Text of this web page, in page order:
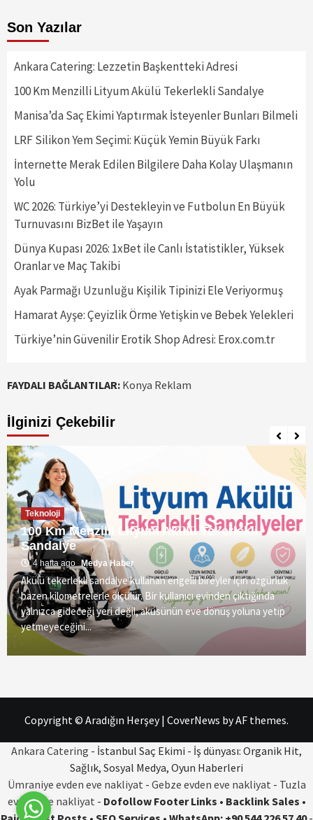
Son Yazılar
Ankara Catering: Lezzetin Başkentteki Adresi
100 Km Menzilli Lityum Akülü Tekerlekli Sandalye
Manisa’da Saç Ekimi Yaptırmak İsteyenler Bunları Bilmeli
LRF Silikon Yem Seçimi: Küçük Yemin Büyük Farkı
İnternette Merak Edilen Bilgilere Daha Kolay Ulaşmanın
Yolu
WC 2026: Türkiye’yi Destekleyin ve Futbolun En Büyük
Turnuvasını BizBet ile Yaşayın
Dünya Kupası 2026: 1xBet ile Canlı İstatistikler, Yüksek
Oranlar ve Maç Takibi
Ayak Parmağı Uzunluğu Kişilik Tipinizi Ele Veriyormuş
Hamarat Ayşe: Çeyizlik Örme Yetişkin ve Bebek Yelekleri
Türkiye’nin Güvenilir Erotik Shop Adresi: Erox.com.tr
FAYDALI BAĞLANTILAR: Konya Reklam
İlginizi Çekebilir
Teknoloji
100 Km Menzilli Lityum Akülü Tekerlekli
Sandalye
4 hafta ago Medya Haber
Akülü tekerlekli sandalye kullanan engelli bireyler için özgürlük
bazen kilometrelerle ölçülür. Bir kullanıcı evinden çıktığında
yalnızca gideceği yeri değil, aküsünün eve dönüş yoluna yetip
yetmeyeceğini...
Copyright © Aradığın Herşey| CoverNews by AF themes.
Ankara Catering - İstanbul Saç Ekimi - İş dünyası: Organik Hit,
Sağlık, Sosyal Medya, Oyun Haberleri
Ümraniye evden eve nakliyat - Gebze evden eve nakliyat - Tuzla
evden eve nakliyat - Dofollow Footer Links • Backlink Sales •